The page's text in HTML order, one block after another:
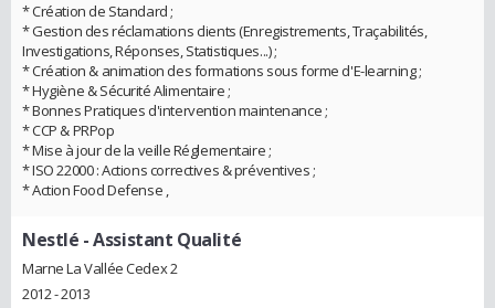
* Création de Standard ;
* Gestion des réclamations clients (Enregistrements, Traçabilités,
Investigations, Réponses, Statistiques...) ;
* Création & animation des formations sous forme d'E-learning ;
* Hygiène & Sécurité Alimentaire ;
* Bonnes Pratiques d'intervention maintenance ;
* CCP & PRPop
* Mise à jour de la veille Réglementaire ;
* ISO 22000 : Actions correctives & préventives ;
* Action Food Defense ,
Nestlé - Assistant Qualité
Marne La Vallée Cedex 2
2012 - 2013